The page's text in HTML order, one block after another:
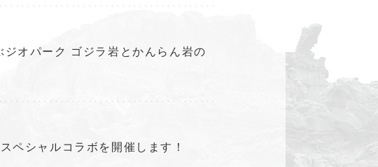
オパーク ゴジラ岩とかんらん岩の
ペシャルコラボを開催します！